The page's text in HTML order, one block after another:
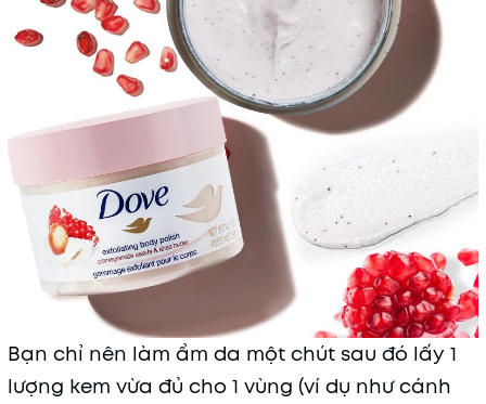
Bạn chỉ nên làm ẩm da một chút sau đó lấy 1
lượng kem vừa đủ cho 1 vùng (ví dụ như cánh